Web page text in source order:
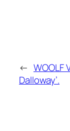
← WOOLF
Dalloway’.